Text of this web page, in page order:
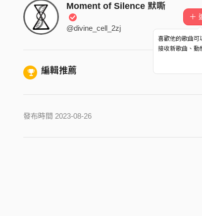
Moment of Silence 默嘶
@divine_cell_2zj
＋
喜歡他的歌曲可
接收新歌曲、動
編輯推薦
發布時間 2023-08-26